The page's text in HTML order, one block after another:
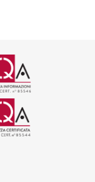
9001
37001
ISO